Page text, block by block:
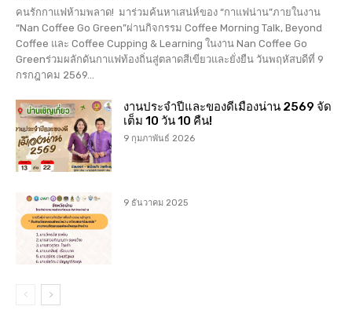
คนรักกาแฟห้ามพลาด! มาร่วมค้นหาเสน่ห์ของ “กาแฟน่าน”ภายในงาน
“Nan Coffee Go Green”ผ่านกิจกรรม Coffee Morning Talk, Beyond
Coffee และ Coffee Cupping & Learning ในงาน Nan Coffee Go
Greenร่วมผลักดันกาแฟท้องถิ่นสู่ตลาดสีเขียวและยั่งยืน วันพฤหัสบดีที่ 9
กรกฎาคม 2569...
งานประจำปีและของดีเมืองน่าน 2569 จัด
เต็ม 10 วัน 10 คืน!
9 กุมภาพันธ์ 2026
9 ธันวาคม 2025